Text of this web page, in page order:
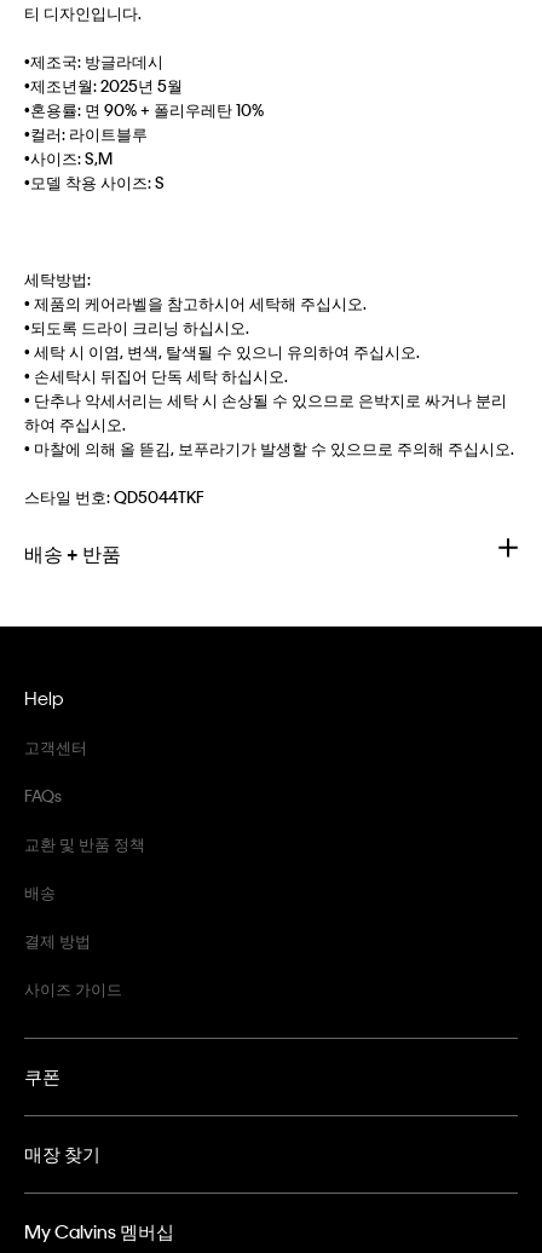
티 디자인입니다.
•제조국: 방글라데시
•제조년월: 2025년 5월
•혼용률: 면 90% + 폴리우레탄 10%
•컬러: 라이트블루
•사이즈: S,M
•모델 착용 사이즈: S
세탁방법:
• 제품의 케어라벨을 참고하시어 세탁해 주십시오.
•되도록 드라이 크리닝 하십시오.
• 세탁 시 이염, 변색, 탈색될 수 있으니 유의하여 주십시오.
• 손세탁시 뒤집어 단독 세탁 하십시오.
• 단추나 악세서리는 세탁 시 손상될 수 있으므로 은박지로 싸거나 분리
하여 주십시오.
• 마찰에 의해 올 뜯김, 보푸라기가 발생할 수 있으므로 주의해 주십시오.
스타일 번호:QD5044TKF
배송 + 반품
Help
고객센터
FAQs
교환 및 반품 정책
배송
결제 방법
사이즈 가이드
쿠폰
매장 찾기
My Calvins 멤버십